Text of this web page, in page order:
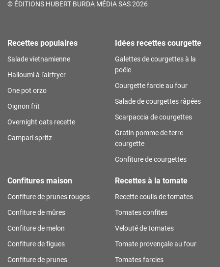
© ÉDITIONS HUBERT BURDA MÉDIA SAS 2026
Recettes populaires
Salade vietnamienne
Halloumi à l'airfryer
One pot orzo
Oignon frit
Overnight oats recette
Campari spritz
Idées recettes courgette
Galettes de courgettes à la
poêle
Courgette farcie au four
Salade de courgettes râpées
Scarpaccia de courgettes
Gratin pomme de terre
courgette
Confiture de courgettes
Confitures maison
Confiture de prunes rouges
Confiture de mûres
Confiture de melon
Confiture de figues
Confiture de prunes
Recettes à la tomate
Recette coulis de tomates
Tomates confites
Velouté de tomates
Tomate provençale au four
Tomates farcies